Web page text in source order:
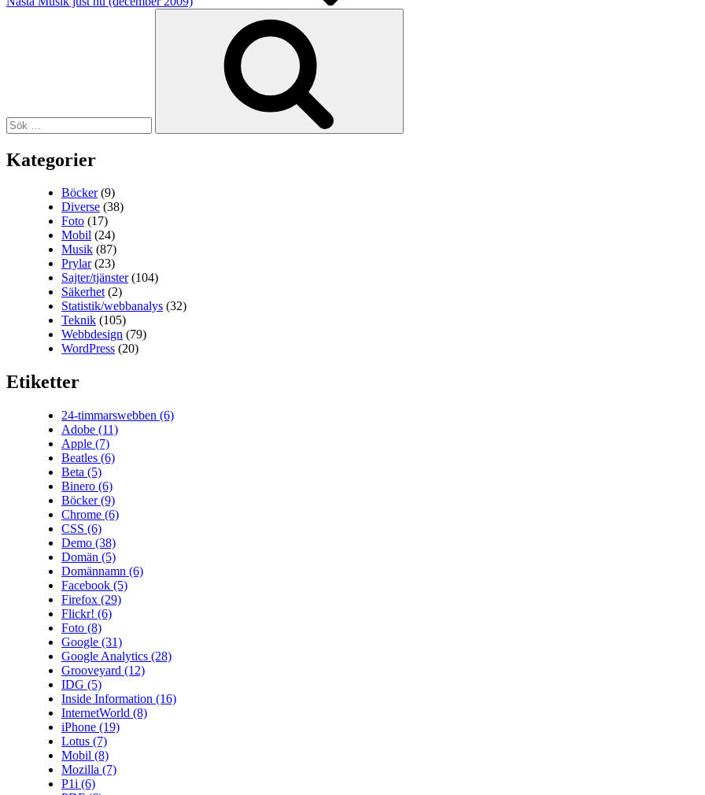
Kategorier
Böcker(9)
Diverse (38)
Foto (17)
Mobil (24)
Musik (87)
Prylar(23)
Sajter/tjänster(104)
Säkerhet(2)
Statistik/webbanalys (32)
Teknik (105)
Webbdesign (79)
WordPress (20)
Etiketter
24-timmarswebben (6)
Adobe (11)
Apple (7)
Beatles (6)
Beta (5)
Binero (6)
Böcker(9)
Chrome (6)
CSS (6)
Demo (38)
Domän (5)
Domännamn (6)
Facebook (5)
Firefox (29)
Flickr! (6)
Foto (8)
Google (31)
Google Analytics (28)
Grooveyard (12)
IDG (5)
Inside Information (16)
InternetWorld (8)
iPhone (19)
Lotus (7)
Mobil (8)
Mozilla (7)
P1i (6)